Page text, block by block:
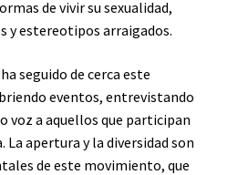
de vivir su sexualidad,
y estereotipos arraigados.
ha seguido de cerca este
eventos, entrevistando
voz a aquellos que participan
La apertura y la diversidad son
de este movimiento, que